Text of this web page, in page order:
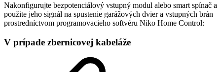
Nakonfigurujte bezpotenciálový vstupný modul alebo smart spínač a
použite jeho signál na spustenie garážových dvier a vstupných brán
prostredníctvom programovacieho softvéru Niko Home Control:
V prípade zbernicovej kabeláže